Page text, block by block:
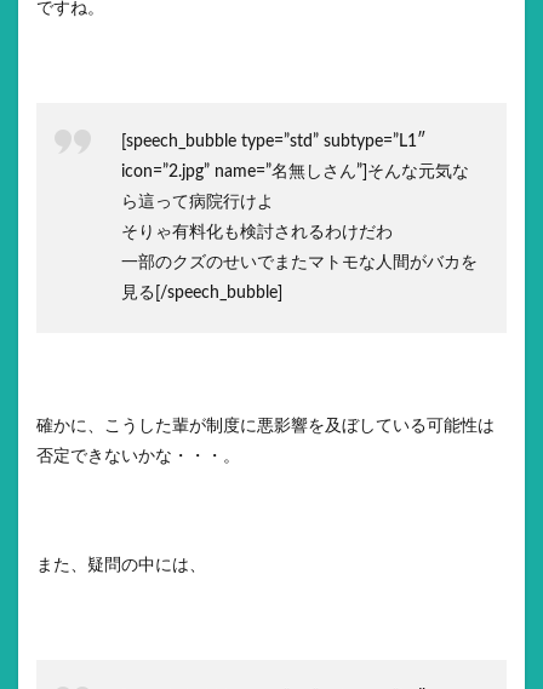
ですね。
[speech_bubble type=”std” subtype=”L1″
icon=”2.jpg” name=”名無しさん”]そんな元気な
ら這って病院行けよ
そりゃ有料化も検討されるわけだわ
一部のクズのせいでまたマトモな人間がバカを
見る[/speech_bubble]
確かに、こうした輩が制度に悪影響を及ぼしている可能性は
否定できないかな・・・。
また、疑問の中には、